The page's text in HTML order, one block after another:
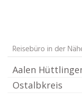
Reisebüro in der
Aalen
Ostalbkreis